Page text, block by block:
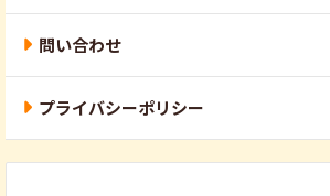
問い合わせ
プライバシーポリシー